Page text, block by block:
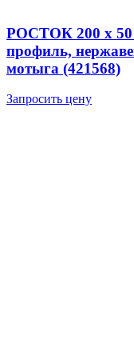
РОСТОК 200 х 50
профиль,
мотыга (421568)
Запросить цену